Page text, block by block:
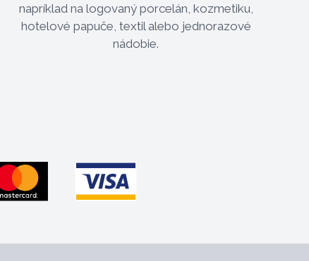
napríklad na logovaný porcelán, kozmetiku,
hotelové papuče, textil alebo jednorazové
nádobie.